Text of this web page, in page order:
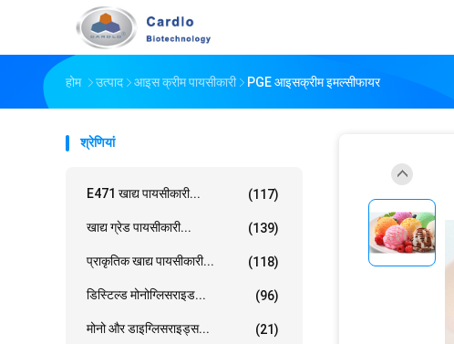
होम उत्पाद आइस क्रीम पायसीकारी PGE आइसक्रीम इमल्सीफायर
श्रेणियां
E471 खाद्य पायसीकारी... (117)
खाद्य ग्रेड पायसीकारी... (139)
प्राकृतिक खाद्य पायसीकारी... (118)
डिस्टिल्ड मोनोग्लिसराइड... (96)
मोनो और डाइग्लिसराइड्स... (21)